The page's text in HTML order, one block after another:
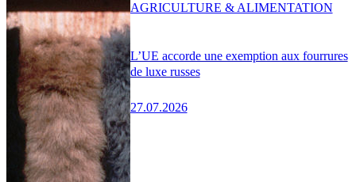
L’UE accorde une exemption aux fourrures
de luxe russes
27.07.2026
AGRICULTURE & ALIMENTATION